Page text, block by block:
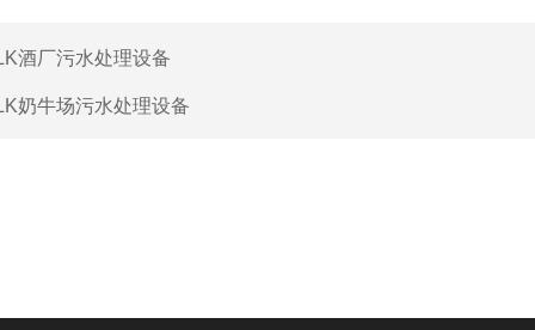
酒厂污水处理设备
奶牛场污水处理设备